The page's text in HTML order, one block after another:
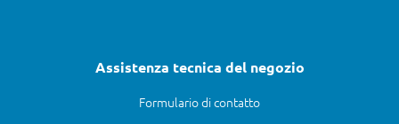
Assistenza tecnica del negozio
Formulario di contatto